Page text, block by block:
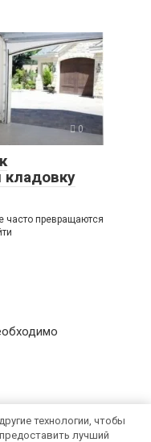
0
кладовку
часто превращаются
технологии, чтобы
лучший